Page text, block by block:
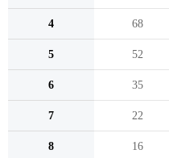
4 68
5 52
6 35
7 22
8 16